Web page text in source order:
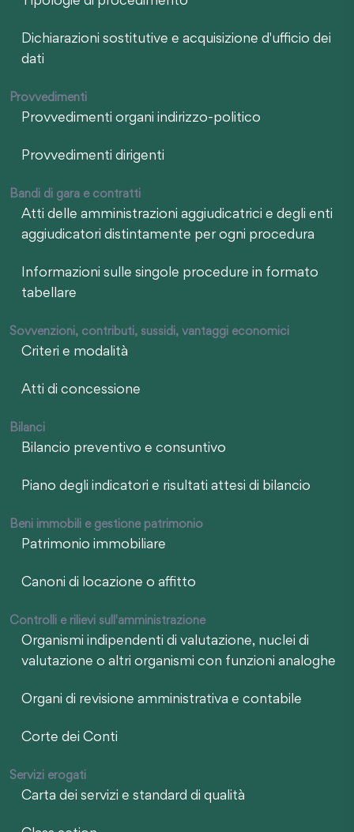
Dichiarazioni sostitutive e acquisizione d'ufficio dei
dati
Provvedimenti
Provvedimenti organi indirizzo-politico
Provvedimenti dirigenti
Bandi di gara e contratti
Atti delle amministrazioni aggiudicatrici e degli enti
aggiudicatori distintamente per ogni procedura
Informazioni sulle singole procedure in formato
tabellare
Sovvenzioni, contributi, sussidi, vantaggi economici
Criteri e modalità
Atti di concessione
Bilanci
Bilancio preventivo e consuntivo
Piano degli indicatori e risultati attesi di bilancio
Beni immobili e gestione patrimonio
Patrimonio immobiliare
Canoni di locazione o affitto
Controlli e rilievi sull'amministrazione
Organismi indipendenti di valutazione, nuclei di
valutazione o altri organismi con funzioni analoghe
Organi di revisione amministrativa e contabile
Corte dei Conti
Servizi erogati
Carta dei servizi e standard di qualità